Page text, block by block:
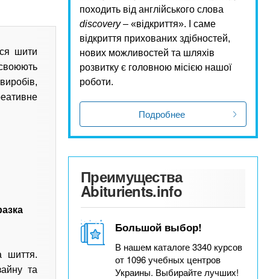
шити
шиття.
та
походить від англійського слова
discovery– «відкриття». І саме
відкриття прихованих здібностей,
нових можливостей та шляхів
розвитку є головною місією нашої
роботи.
Подробнее
Преимущества
Abiturients.info
Большой выбор!
В нашем каталоге 3340 курсов
от 1096 учебных центров
Украины. Выбирайте лучших!